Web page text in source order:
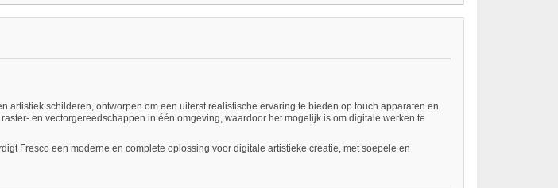
schilderen, ontworpen om een uiterst realistische ervaring te bieden op touch apparaten en
en vectorgereedschappen in één omgeving, waardoor het mogelijk is om digitale werken te
Fresco een moderne en complete oplossing voor digitale artistieke creatie, met soepele en